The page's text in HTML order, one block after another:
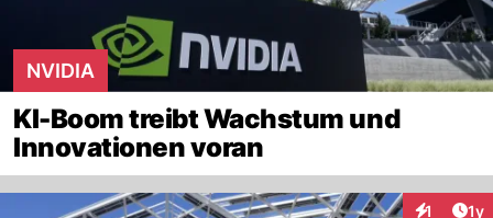
NVIDIA
KI-Boom treibt Wachstum und
Innovationen voran
1 1y